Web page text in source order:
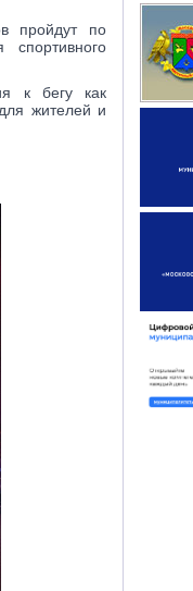
пройдут по
к бегу как
жителей и